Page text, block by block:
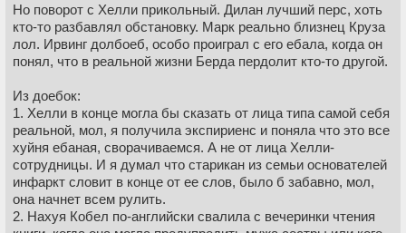
Но поворот с Хелли прикольный. Дилан лучший перс, хоть
кто-то разбавлял обстановку. Марк реально близнец Круза
лол. Ирвинг долбоеб, особо проиграл с его ебала, когда он
понял, что в реальной жизни Берда пердолит кто-то другой.
Из доебок:
1. Хелли в конце могла бы сказать от лица типа самой себя
реальной, мол, я получила экспириенс и поняла что это все
хуйня ебаная, сворачиваемся. А не от лица Хелли-
сотрудницы. И я думал что старикан из семьи основателей
инфаркт словит в конце от ее слов, было б забавно, мол,
она начнет всем рулить.
2. Нахуя Кобел по-английски свалила с вечеринки чтения